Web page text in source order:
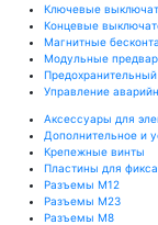
Ключевые
Концевые
Магнитные
Модульные
Управление
Аксессуары для
Дополнительное и
Крепежные винты
Пластины для
Разъемы M12
Разъемы M23
Разъемы M8